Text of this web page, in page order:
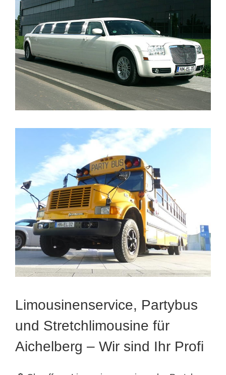
Limousinenservice, Partybus
und Stretchlimousine für
Aichelberg – Wir sind Ihr Profi